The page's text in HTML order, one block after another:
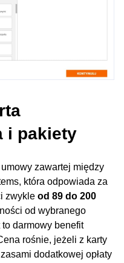
i pakiety
zawartej między
która odpowiada za
zwykle od 89 do 200
od wybranego
darmowy benefit
rośnie, jeżeli z karty
dodatkowej opłaty